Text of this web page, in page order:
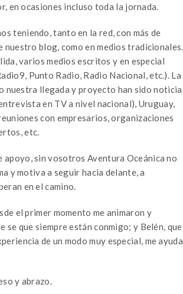
en ocasiones incluso toda la jornada.
teniendo, tanto en la red, con más de
blog, como en medios tradicionales.
varios medios escritos y en especial
Punto Radio, Radio Nacional, etc.). La
nuestra llegada y proyecto han sido noticia
en TV a nivel nacional), Uruguay,
con empresarios, organizaciones
etc.
apoyo, sin vosotros Aventura Oceánica no
y motiva a seguir hacia delante, a
en el camino.
el primer momento me animaron y
que siempre están conmigo; y Belén, que
de un modo muy especial, me ayuda
y abrazo.